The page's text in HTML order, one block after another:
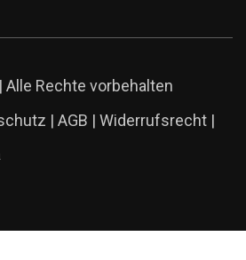
Alle Rechte vorbehalten
| AGB | Widerrufsrecht |